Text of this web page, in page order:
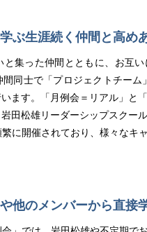
ぶ生涯続く仲間と高め
と集った仲間とともに、お互
同士で「プロジェクトチー
ます。「月例会＝リアル」と
田松雄リーダーシップスクー
に開催されており、様々なキ
他のメンバーから直接